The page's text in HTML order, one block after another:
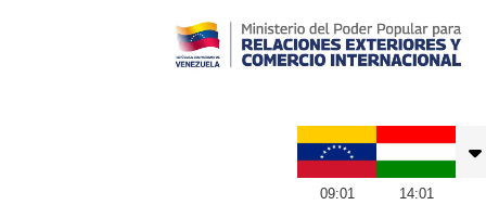
09:01 14:01